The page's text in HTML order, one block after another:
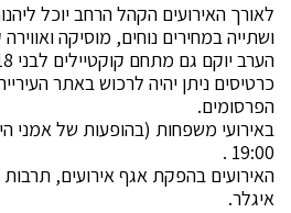
לאורך האירועים הקהל הרחב יוכל
ושתייה במחירים נוחים, מוסיקה
הערב יוקם גם מתחם קוקטיילים לבני 18+ בהצגת ת.ז..
כרטיסים ניתן יהיה לרכוש באתר
הפרסומים.
באירועי משפחות (בהופעות של אמני
19:00 .
האירועים בהפקת אגף אירועים, תרבות
איגלר.